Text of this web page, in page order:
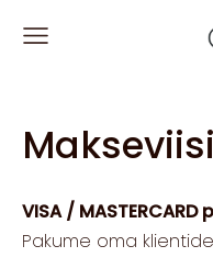
VISA /
Pakume oma